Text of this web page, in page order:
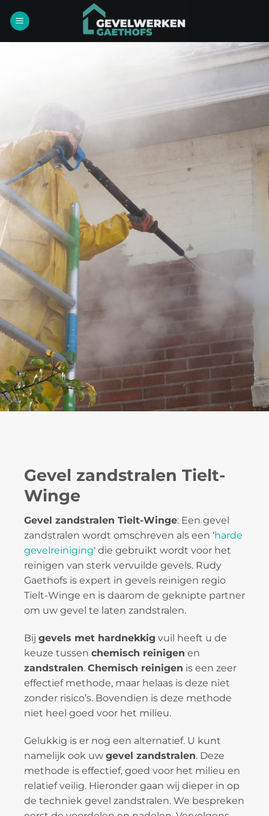
naar
Gevel zandstralen Tielt-
Winge
Gevel zandstralen Tielt-Winge: Een gevel
zandstralen wordt omschreven als een ‘harde
gevelreiniging‘ die gebruikt wordt voor het
reinigen van sterk vervuilde gevels. Rudy
Gaethofs is expert in gevels reinigen regio
Tielt-Winge en is daarom de geknipte partner
om uw gevel te laten zandstralen.
Bij gevels met hardnekkig vuil heeft u de
keuze tussen chemisch reinigen en
zandstralen. Chemisch reinigen is een zeer
effectief methode, maar helaas is deze niet
zonder risico’s. Bovendien is deze methode
niet heel goed voor het milieu.
Gelukkig is er nog een alternatief. U kunt
namelijk ook uw gevel zandstralen. Deze
methode is effectief, goed voor het milieu en
relatief veilig. Hieronder gaan wij dieper in op
de techniek gevel zandstralen. We bespreken